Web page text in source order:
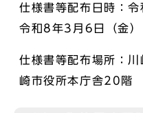
仕様書等配布日時：
令和8年3月6日（金
仕様書等配布場所：
崎市役所本庁舎20階